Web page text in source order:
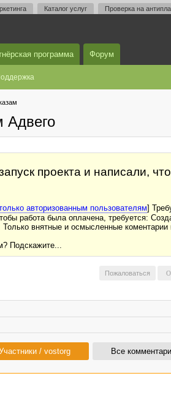
Каталог услуг Проверка на
программа Форум
Адвего
проекта и написали,
авторизованным пользователям]
работа была оплачена, требуется:
внятные и осмысленные
Подскажите...
Пожаловаться
/ vostorg Все